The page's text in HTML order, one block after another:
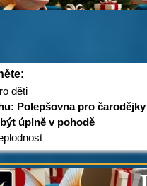
děti
Polepšovna pro čarodějky
úplně v pohodě